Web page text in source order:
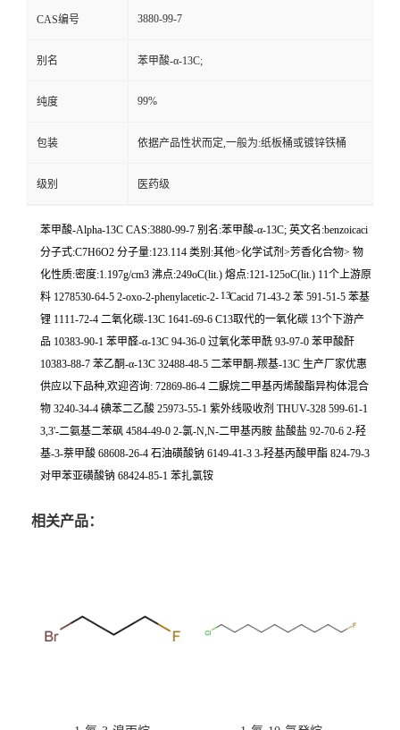
CAS编号 3880-99-7
别名 苯甲酸-α-13C;
纯度 99%
包装 依据产品性状而定,一般为:纸板桶或镀锌铁桶
级别 医药级
苯甲酸-Alpha-13C CAS:3880-99-7 别名:苯甲酸-α-13C; 英文名:benzoicaci
分子式:C7H6O2 分子量:123.114 类别:其他>化学试剂>芳香化合物> 物
化性质:密度:1.197g/cm3 沸点:249oC(lit.) 熔点:121-125oC(lit.) 11个上游原
料 1278530-64-5 2-oxo-2-phenylacetic-2- 13Cacid 71-43-2 苯 591-51-5 苯基
锂 1111-72-4 二氧化碳-13C 1641-69-6 C13取代的一氧化碳 13个下游产
品 10383-90-1 苯甲醛-α-13C 94-36-0 过氧化苯甲酰 93-97-0 苯甲酸酐
10383-88-7 苯乙酮-α-13C 32488-48-5 二苯甲酮-羰基-13C 生产厂家优惠
供应以下品种,欢迎咨询: 72869-86-4 二脲烷二甲基丙烯酸酯异构体混合
物 3240-34-4 碘苯二乙酸 25973-55-1 紫外线吸收剂 THUV-328 599-61-1
3,3'-二氨基二苯砜 4584-49-0 2-氯-N,N-二甲基丙胺 盐酸盐 92-70-6 2-羟
基-3-萘甲酸 68608-26-4 石油磺酸钠 6149-41-3 3-羟基丙酸甲酯 824-79-3
对甲苯亚磺酸钠 68424-85-1 苯扎氯铵
相关产品：